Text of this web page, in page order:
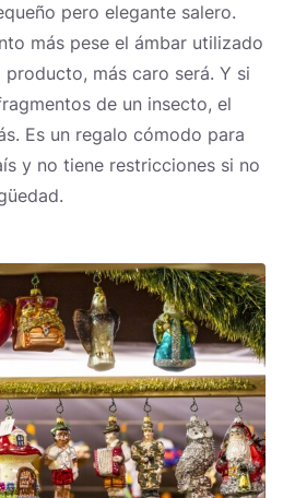
pero elegante salero.
más pese el ámbar utilizado
más caro será. Y si
de un insecto, el
Es un regalo cómodo para
y no tiene restricciones si no